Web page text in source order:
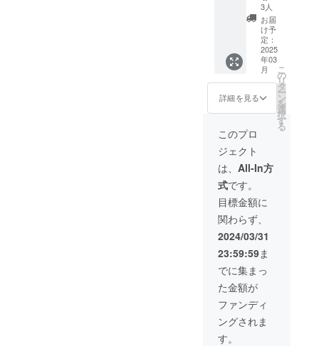
でお会
いしま
す。 ※
ご自宅
等は原
則、不
可とし
ます。
（家庭
教師な
ど、ご
要望が
ありま
したら
ご連絡
くださ
い。）
※日時に
ついて
は要相
談とさ
せてい
ただき
ます。
以下の
行為を
伴う場
合、お
引き受
いで
す。(ご
要望等
ありま
したら
備考欄
にご記
入くだ
さい。)
・打ち
合わせ
回数 1
時間以
上 ・打
ち合わ
せ時
期
2024年
8月まで
・打ち
合わせ
方法
※オン
ライン
の場
合：
zoomな
どを用
いたオ
に考え
ましょ
う】
（企業
様向
け） 貴
社製品
や貴社
のこと
を子ど
もたち
と共に
考え、
学ぶプ
ログラ
ムを作
成しま
す。そ
の過程
は随時
SNSで
発信し
ていき
ます。
可能で
したら
貴社の
ことを
子供達
3人
お届
け予
定：
2025
年03
月
詳細を見る
こ
の
リ
タ
ー
ン
を
選
択
す
る
このプロ
ジェクト
は、 All-In方
式です。
目標金額に
関わらず、
2024/03/31
23:59:59ま
でに集まっ
た金額が
ファンディ
ングされま
す。